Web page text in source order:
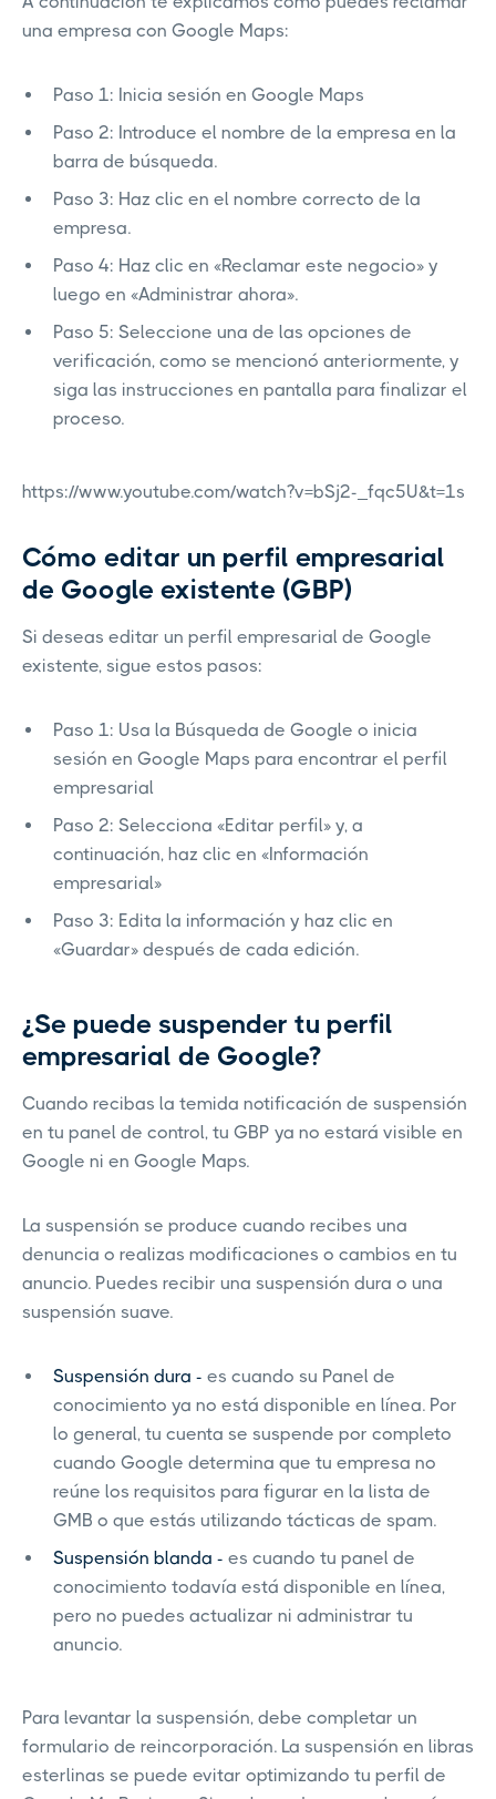
una empresa con Google Maps:
Paso 1: Inicia sesión en Google Maps
Paso 2: Introduce el nombre de la empresa en la
barra de búsqueda.
Paso 3: Haz clic en el nombre correcto de la
empresa.
Paso 4: Haz clic en «Reclamar este negocio» y
luego en «Administrar ahora».
Paso 5: Seleccione una de las opciones de
verificación, como se mencionó anteriormente, y
siga las instrucciones en pantalla para finalizar el
proceso.
https://www.youtube.com/watch?v=bSj2-_fqc5U&t=1s
Cómo editar un perfil empresarial
de Google existente (GBP)
Si deseas editar un perfil empresarial de Google
existente, sigue estos pasos:
Paso 1: Usa la Búsqueda de Google o inicia
sesión en Google Maps para encontrar el perfil
empresarial
Paso 2: Selecciona «Editar perfil» y, a
continuación, haz clic en «Información
empresarial»
Paso 3: Edita la información y haz clic en
«Guardar» después de cada edición.
¿Se puede suspender tu perfil
empresarial de Google?
Cuando recibas la temida notificación de suspensión
en tu panel de control, tu GBP ya no estará visible en
Google ni en Google Maps.
La suspensión se produce cuando recibes una
denuncia o realizas modificaciones o cambios en tu
anuncio. Puedes recibir una suspensión dura o una
suspensión suave.
Suspensión dura - es cuando su Panel de
conocimiento ya no está disponible en línea. Por
lo general, tu cuenta se suspende por completo
cuando Google determina que tu empresa no
reúne los requisitos para figurar en la lista de
GMB o que estás utilizando tácticas de spam.
Suspensión blanda - es cuando tu panel de
conocimiento todavía está disponible en línea,
pero no puedes actualizar ni administrar tu
anuncio.
Para levantar la suspensión, debe completar un
formulario de reincorporación. La suspensión en libras
esterlinas se puede evitar optimizando tu perfil de